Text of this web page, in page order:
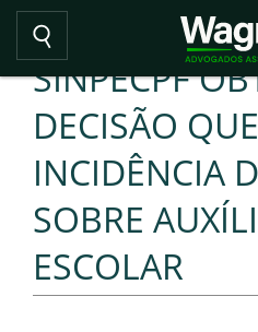
SINPECPF
DECISÃO
INCIDÊNCIA
SOBRE
ESCOLAR